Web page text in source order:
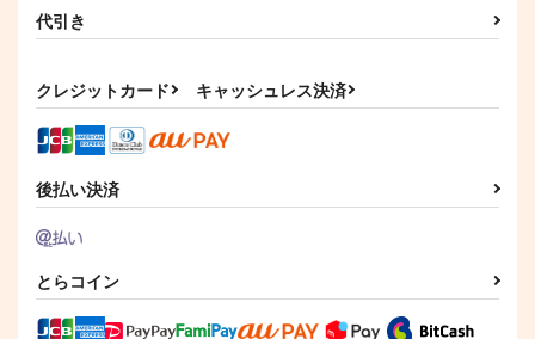
作品詳細
サンプル
代引き
クレジットカード キャッシュレス決済
後払い決済
とらコイン